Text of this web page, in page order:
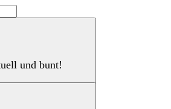
und bunt!